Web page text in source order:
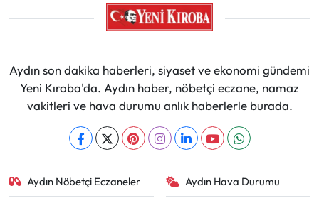
Aydın son dakika haberleri, siyaset ve ekonomi gündemi
Yeni Kıroba'da. Aydın haber, nöbetçi eczane, namaz
vakitleri ve hava durumu anlık haberlerle burada.
Aydın Nöbetçi Eczaneler Aydın Hava Durumu